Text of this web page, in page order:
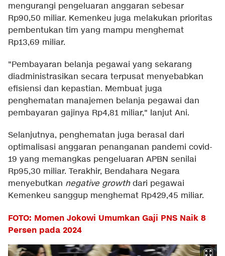
mengurangi pengeluaran anggaran sebesar
Rp90,50 miliar. Kemenkeu juga melakukan prioritas
pembentukan tim yang mampu menghemat
Rp13,69 miliar.
"Pembayaran belanja pegawai yang sekarang
diadministrasikan secara terpusat menyebabkan
efisiensi dan kepastian. Membuat juga
penghematan manajemen belanja pegawai dan
pembayaran gajinya Rp4,81 miliar," lanjut Ani.
Selanjutnya, penghematan juga berasal dari
optimalisasi anggaran penanganan pandemi covid-
19 yang memangkas pengeluaran APBN senilai
Rp95,30 miliar. Terakhir, Bendahara Negara
menyebutkan negative growthdari pegawai
Kemenkeu sanggup menghemat Rp429,45 miliar.
FOTO: Momen Jokowi Umumkan Gaji PNS Naik 8
Persen pada 2024